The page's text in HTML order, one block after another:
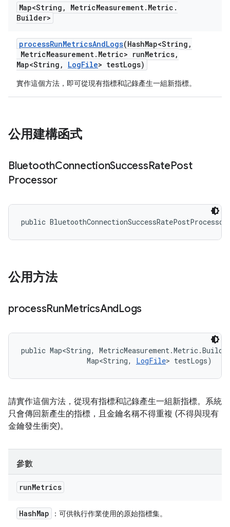
Map<String , MetricMeasurement. Metric .
Builder>
processRunMetricsAndLogs(HashMap<String ,
MetricMeasurement. Metric> runMetrics,
Map<String , LogFile> testLogs)
實作這個方法，即可從現有指標和記錄產生一組新指標。
公用建構函式
BluetoothConnectionSuccessRatePost
Processor
public
公用方法
processRunMetricsAndLogs
public Map<String,
                Map<String,
LogFile> testLogs)
請實作這個方法，從現有指標和記錄產生一組新指標。系統
只會傳回新產生的指標，且金鑰名稱不得重複 (不得與現有
金鑰發生衝突)。
參數
runMetrics
HashMap ：可供執行作業使用的原始指標集。